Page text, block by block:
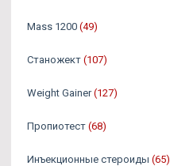
Mass 1200 (49)
Станожект (107)
Weight Gainer (127)
Пропиотест (68)
Инъекционные стероиды (65)